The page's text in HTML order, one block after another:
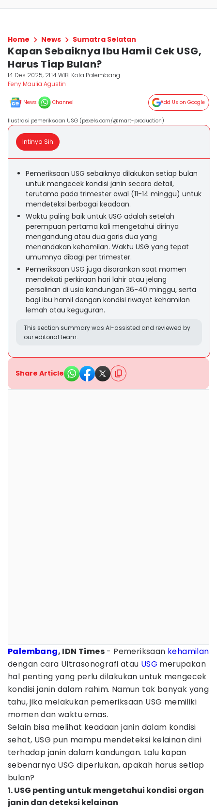
Home News Sumatra Selatan
Kapan Sebaiknya Ibu Hamil Cek USG,
Harus Tiap Bulan?
14 Des 2025, 21:14 WIB Kota Palembang
Feny Maulia Agustin
News Channel Add Us on Google
Ilustrasi pemeriksaan USG (pexels.com/@mart-production)
Intinya Sih
Pemeriksaan USG sebaiknya dilakukan setiap bulan
untuk mengecek kondisi janin secara detail,
terutama pada trimester awal (11-14 minggu) untuk
mendeteksi berbagai keadaan.
Waktu paling baik untuk USG adalah setelah
perempuan pertama kali mengetahui dirinya
mengandung atau dua garis dua yang
menandakan kehamilan. Waktu USG yang tepat
umumnya dibagi per trimester.
Pemeriksaan USG juga disarankan saat momen
mendekati perkiraan hari lahir atau jelang
persalinan di usia kandungan 36-40 minggu, serta
bagi ibu hamil dengan kondisi riwayat kehamilan
lemah atau keguguran.
This section summary was AI-assisted and reviewed by
our editorial team.
Share Article
Palembang, IDN Times - Pemeriksaan kehamilan
dengan cara Ultrasonografi atau USG merupakan
hal penting yang perlu dilakukan untuk mengecek
kondisi janin dalam rahim. Namun tak banyak yang
tahu, jika melakukan pemeriksaan USG memiliki
momen dan waktu emas.
Selain bisa melihat keadaan janin dalam kondisi
sehat, USG pun mampu mendeteksi kelainan dini
terhadap janin dalam kandungan. Lalu kapan
sebenarnya USG diperlukan, apakah harus setiap
bulan?
1. USG penting untuk mengetahui kondisi organ
janin dan deteksi kelainan